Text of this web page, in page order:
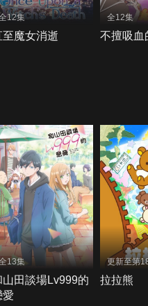
12集
至魔女消逝
全12集
不擅吸血
13集
山田談場Lv999的
愛
更新至第
拉拉熊